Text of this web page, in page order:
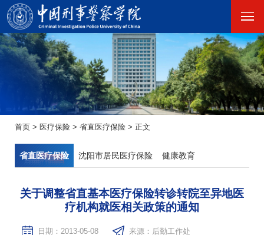
首页 > 医疗保险 > 省直医疗保险 > 正文
省直医疗保险 沈阳市居民医疗保险 健康教育
关于调整省直基本医疗保险转诊转院至异地医
疗机构就医相关政策的通知
日期：2013-05-08
来源：后勤工作处